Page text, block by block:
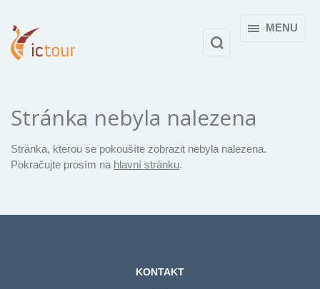
MENU
Stránka nebyla nalezena
Stránka, kterou se pokoušíte zobrazit nebyla nalezena.
Pokračujte prosím na hlavní stránku.
KONTAKT